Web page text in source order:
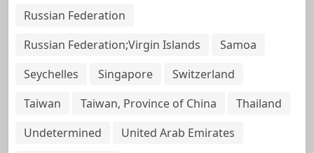
Russian Federation
Russian Federation;Virgin Islands
Samoa
Seychelles
Singapore
Switzerland
Taiwan
Taiwan, Province of China
Thailand
Undetermined
United Arab Emirates